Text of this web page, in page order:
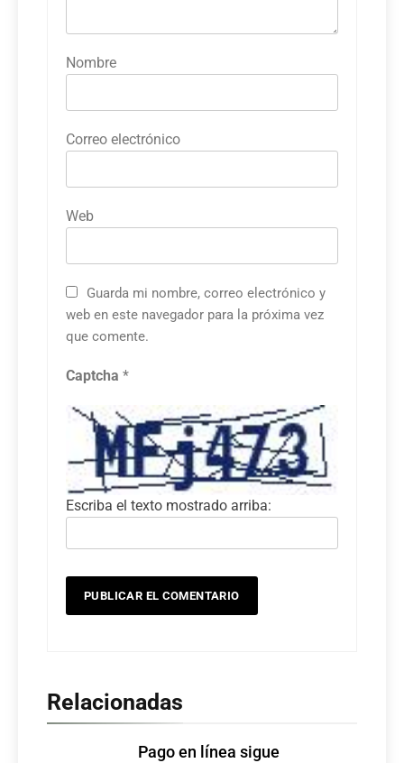
Nombre
Correo electrónico
Web
Guarda mi nombre, correo electrónico y
web en este navegador para la próxima vez
que comente.
Captcha *
Escriba el texto mostrado arriba:
Relacionadas
Pago en línea sigue